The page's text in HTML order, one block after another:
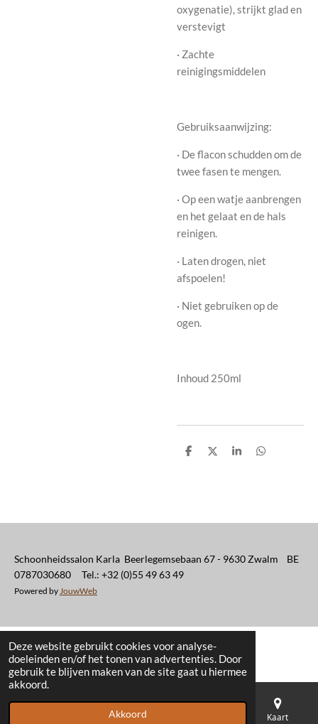
Deze website gebruikt cookies voor analyse-
doeleinden en/of het tonen van advertenties. Door
gebruik te blijven maken van de site gaat u hiermee
akkoord.
Akkoord
oxygenatie), strijkt glad en
verstevigt
· Zachte
reinigingsmiddelen
Gebruiksaanwijzing:
· De flacon schudden om de
twee fasen te mengen.
· Op een watje aanbrengen
en het gelaat en de hals
reinigen.
· Laten drogen, niet
afspoelen!
· Niet gebruiken op de
ogen.
Inhoud 250ml
D
D
S
D
Schoonheidssalon Karla Beerlegemsebaan 67 - 9630 Zwalm BE
0787030680 Tel.: +32 (0)55 49 63 49
Powered by JouwWeb
Telefoonnummer Kaart